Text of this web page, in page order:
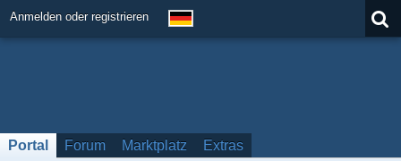
Anmelden oder registrieren
Portal Forum Marktplatz Extras